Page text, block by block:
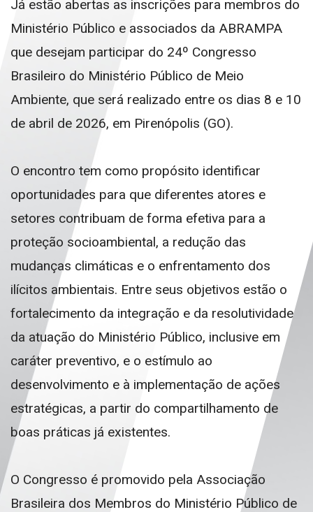
Já estão abertas as inscrições para membros do
Ministério Público e associados da ABRAMPA
que desejam participar do 24º Congresso
Brasileiro do Ministério Público de Meio
Ambiente, que será realizado entre os dias 8 e 10
de abril de 2026, em Pirenópolis (GO).
O encontro tem como propósito identificar
oportunidades para que diferentes atores e
setores contribuam de forma efetiva para a
proteção socioambiental, a redução das
mudanças climáticas e o enfrentamento dos
ilícitos ambientais. Entre seus objetivos estão o
fortalecimento da integração e da resolutividade
da atuação do Ministério Público, inclusive em
caráter preventivo, e o estímulo ao
desenvolvimento e à implementação de ações
estratégicas, a partir do compartilhamento de
boas práticas já existentes.
O Congresso é promovido pela Associação
Brasileira dos Membros do Ministério Público de